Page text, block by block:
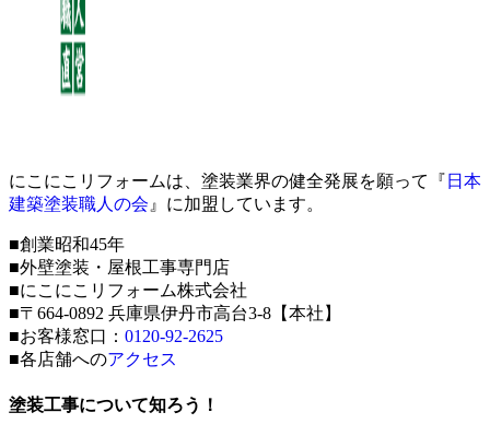
にこにこリフォームは、塗装業界の健全発展を願って『 日本
建築塗装職人の会 』に加盟しています。
■創業昭和45年
■外壁塗装・屋根工事専門店
■にこにこリフォーム株式会社
■〒664-0892 兵庫県伊丹市高台3-8【本社】
■お客様窓口： 0120-92-2625
■各店舗へのアクセス
塗装工事について知ろう！